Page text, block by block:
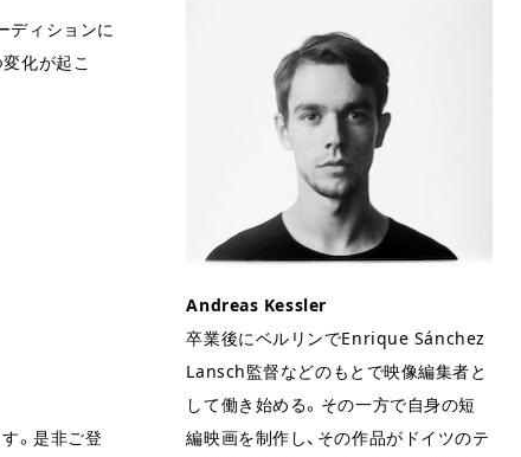
ディションに
化が起こ
。是非ご登
Andreas Kessler
卒業後にベルリンでEnrique Sánchez
Lansch監督などのもとで映像編集者と
して働き始める。その一方で自身の短
編映画を制作し、その作品がドイツのテ